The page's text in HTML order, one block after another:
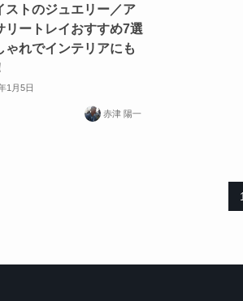
ストのジュエリー／ア
リートレイおすすめ7選
ゃれでインテリアにも
1月5日
赤津 陽一